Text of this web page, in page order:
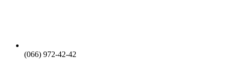
(066) 972-42-42